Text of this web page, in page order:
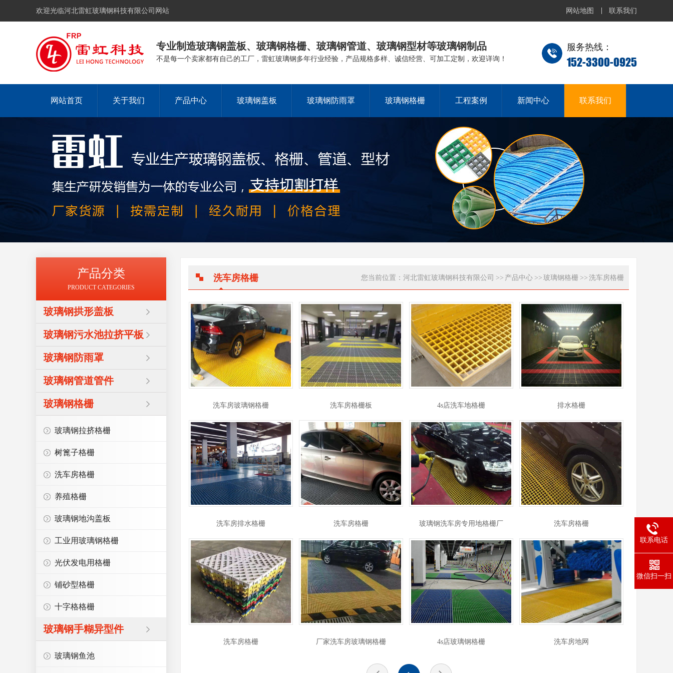
欢迎光临河北雷虹玻璃钢科技有限公司网站 网站地图 联系我们
专业制造玻璃钢盖板、玻璃钢格栅、玻璃钢管道、玻璃钢型材等玻璃钢制品
不是每一个卖家都有自己的工厂，雷虹玻璃钢多年行业经验，产品规格多样、诚信经营、可加工定制，欢迎详询！
服务热线：
152-3300-0925
网站首页 关于我们 产品中心 玻璃钢盖板 玻璃钢防雨罩 玻璃钢格栅 工程案例 新闻中心 联系我们
产品分类
PRODUCT CATEGORIES
玻璃钢拱形盖板
玻璃钢污水池拉挤平板
玻璃钢防雨罩
玻璃钢管道管件
玻璃钢格栅
玻璃钢拉挤格栅
树篦子格栅
洗车房格栅
养殖格栅
玻璃钢地沟盖板
工业用玻璃钢格栅
光伏发电用格栅
铺砂型格栅
十字格格栅
玻璃钢手糊异型件
玻璃钢鱼池
您当前位置： 河北雷虹玻璃钢科技有限公司 >> 产品中心 >> 玻璃钢格栅 >> 洗车房格栅
洗车房格栅
洗车房玻璃钢格栅 洗车房格栅板 4s店洗车地格栅 排水格栅
洗车房排水格栅 洗车房格栅 玻璃钢洗车房专用地格栅厂 洗车房格栅
洗车房格栅 厂家洗车房玻璃钢格栅 4s店玻璃钢格栅 洗车房地网
联系电话
微信扫一扫